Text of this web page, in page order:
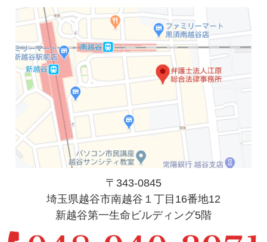
〒343-0845
埼玉県越谷市南越谷１丁目16番地12
新越谷第一生命ビルディング5階